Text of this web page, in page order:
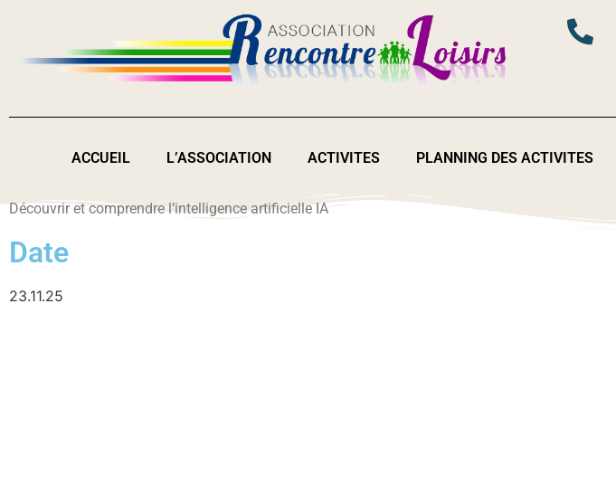
ACCUEIL L’ASSOCIATION ACTIVITES PLANNING DES ACTIVITES
Découvrir et comprendre l’intelligence artificielle IA
Date
23.11.25